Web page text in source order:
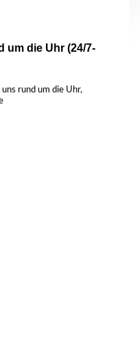
um die Uhr (24/7-
rund um die Uhr,